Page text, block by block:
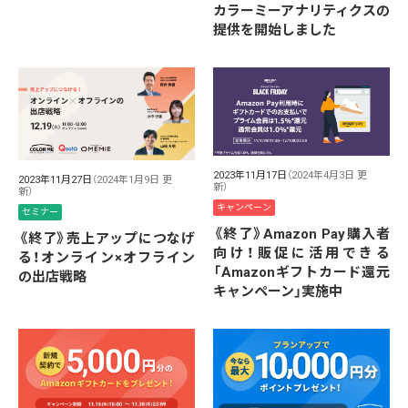
カラーミーアナリティクスの
提供を開始しました
2023年11月27日 （2024年1月9日 更
新）
セミナー
《終了》売上アップにつなげ
る！オンライン×オフライン
の出店戦略
2023年11月17日 （2024年4月3日 更
新）
キャンペーン
《終了》Amazon Pay購入者
向け！販促に活用できる
「Amazonギフトカード還元
キャンペーン」実施中